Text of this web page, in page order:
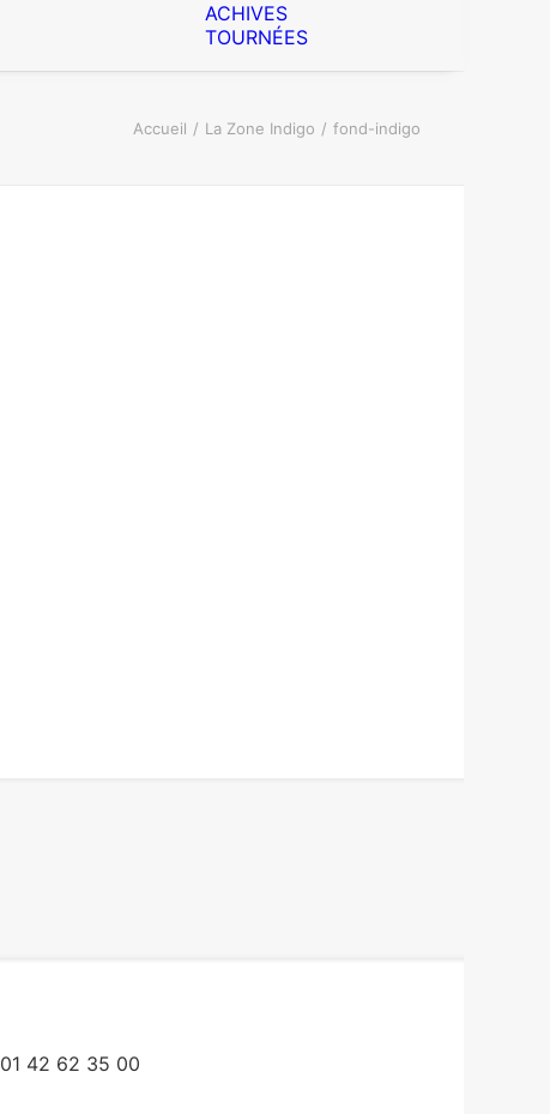
ACHIVES
TOURNÉES
Accueil La Zone Indigo fond-indigo
01 42 62 35 00